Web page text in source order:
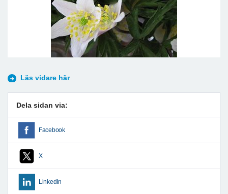
Läs vidare här
Dela sidan via:
Facebook
X
LinkedIn